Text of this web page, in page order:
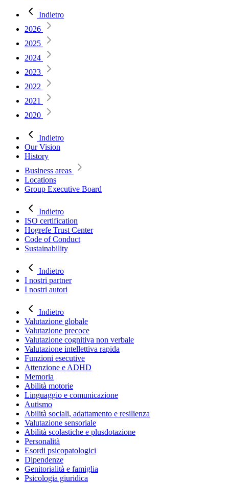
Indietro
2026
2025
2024
2023
2022
2021
2020
Indietro
Our Vision
History
Business areas
Locations
Group Executive Board
Indietro
ISO certification
Hogrefe Trust Center
Code of Conduct
Sustainability
Indietro
I nostri partner
I nostri autori
Indietro
Valutazione globale
Valutazione precoce
Valutazione cognitiva non verbale
Valutazione intellettiva rapida
Funzioni esecutive
Attenzione e ADHD
Memoria
Abilità motorie
Linguaggio e comunicazione
Autismo
Abilità sociali, adattamento e resilienza
Valutazione sensoriale
Abilità scolastiche e plusdotazione
Personalità
Esordi psicopatologici
Dipendenze
Genitorialità e famiglia
Psicologia giuridica